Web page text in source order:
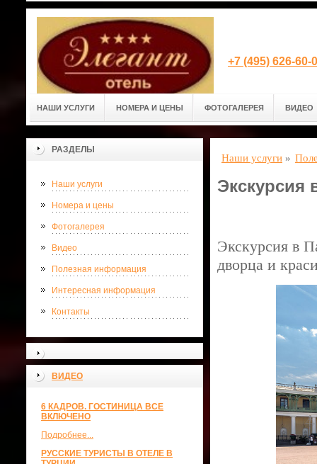
+7 (495) 626-
НАШИ УСЛУГИ НОМЕРА И ЦЕНЫ ФОТОГАЛЕРЕЯ ВИДЕО
РАЗДЕЛЫ
Наши услуги
Номера и цены
Фотогалерея
Видео
Полезная информация
Интересная информация
Контакты
ВИДЕО
6 КАДРОВ. ГОСТИНИЦА ВСЕ
ВКЛЮЧЕНО
Подробнее...
РУССКИЕ ТУРИСТЫ В ОТЕЛЕ В
Наши услуги »
Экскурсия
Экскурсия в
дворца и